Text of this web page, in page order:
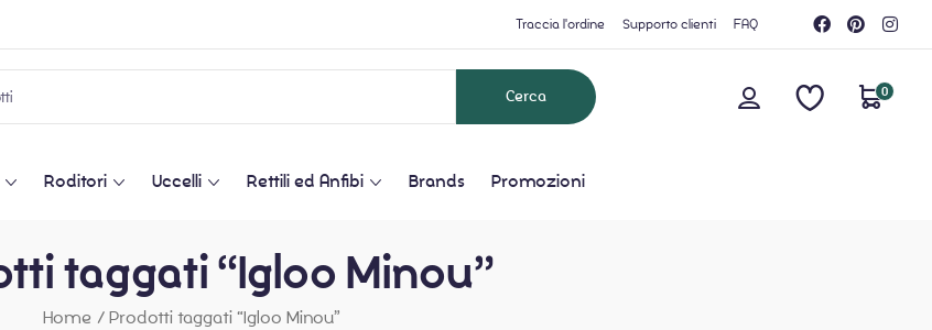
Traccia l'ordine Supporto clienti FAQ
0
Roditori Uccelli Rettili ed Anfibi Brands Promozioni
taggati “Igloo Minou”
Home / Prodotti taggati “Igloo Minou”